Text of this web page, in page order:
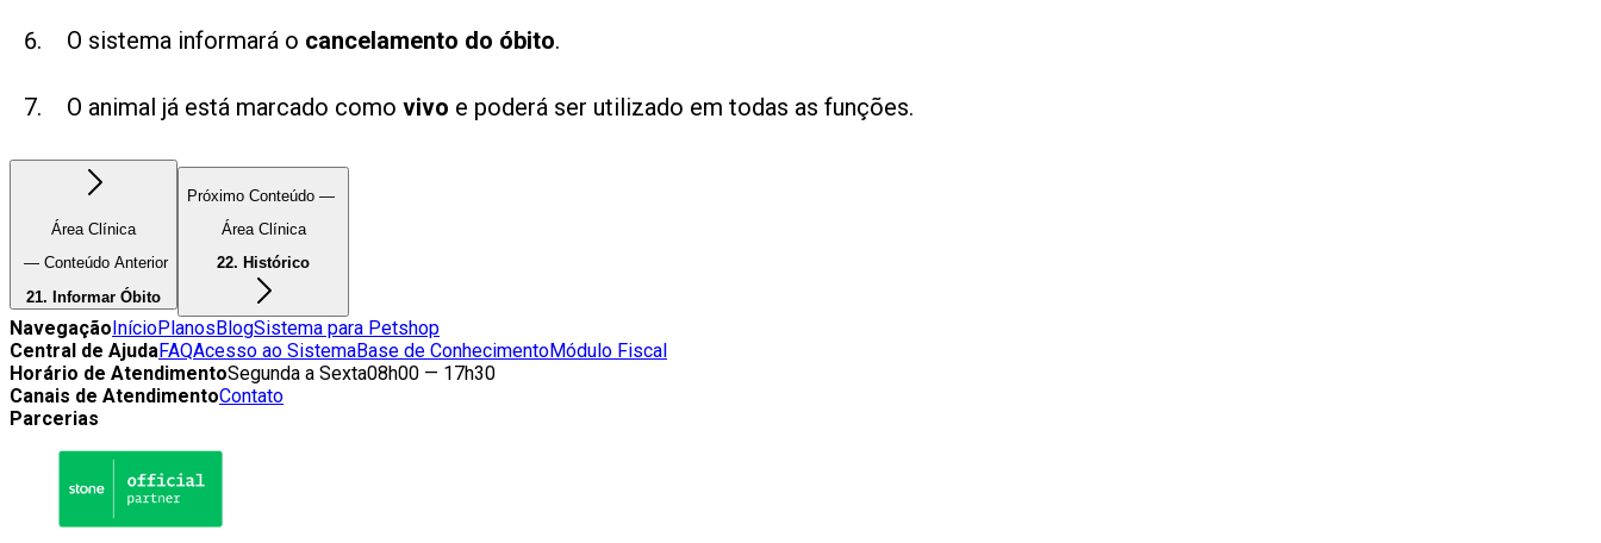
O sistema informará o cancelamento do óbito.
O animal já está marcado como vivo e poderá ser utilizado em todas as funções.
Área Clínica
— Conteúdo Anterior
21. Informar Óbito
Próximo Conteúdo —
Área Clínica
22. Histórico
Navegação InícioPlanos BlogSistema para Petshop
Central de AjudaFAQAcesso ao SistemaBase de ConhecimentoMódulo Fiscal
Horário de AtendimentoSegunda a Sexta08h00 — 17h30
Canais de AtendimentoContato
Parcerias